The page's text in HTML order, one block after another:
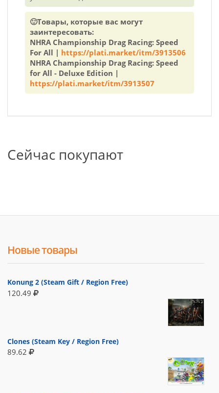
🙂Товары, которые вас могут
заинтересовать:
NHRA Championship Drag Racing: Speed
For All | https://plati.market/itm/3913506
NHRA Championship Drag Racing: Speed
for All - Deluxe Edition |
https://plati.market/itm/3913507
Сейчас покупают
Новые товары
Konung 2 (Steam Gift / Region Free)
120.49
Clones (Steam Key / Region Free)
89.62